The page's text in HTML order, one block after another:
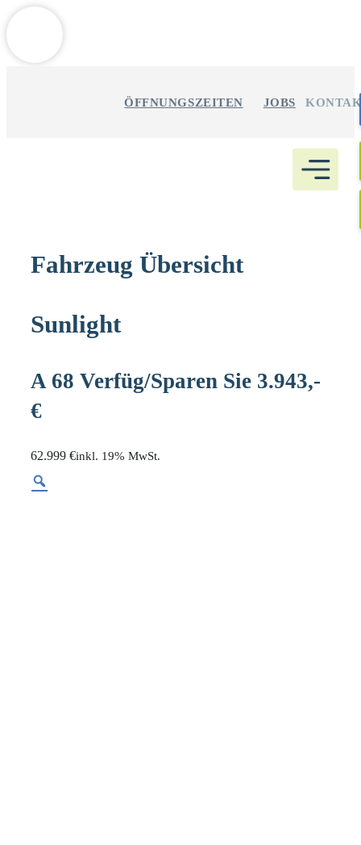
ÖFFNUNGSZEITEN JOBS
Fahrzeug Übersicht
Sunlight
A 68 Verfüg/Sparen Sie 3.943,-
€
62.999 € 19% MwSt.